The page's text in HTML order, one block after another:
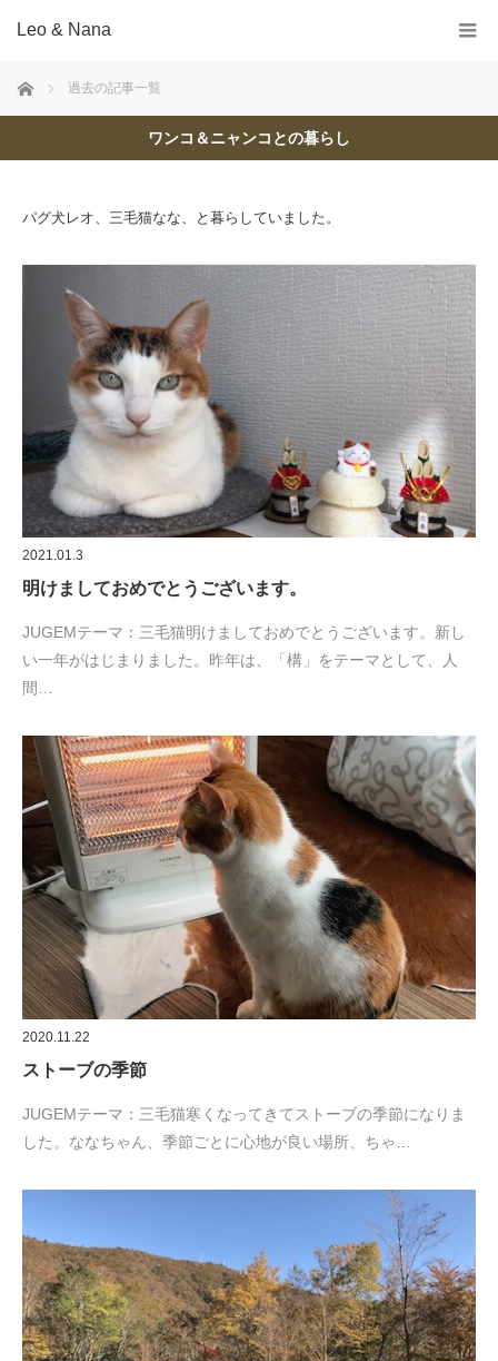
Leo & Nana
ホーム 過去の記事一覧
ワンコ＆ニャンコとの暮らし
パグ犬レオ、三毛猫なな、と暮らしていました。
2021.01.3
明けましておめでとうございます。
JUGEMテーマ：三毛猫明けましておめでとうございます。新し
い一年がはじまりました。昨年は、「構」をテーマとして、人
間…
2020.11.22
ストーブの季節
JUGEMテーマ：三毛猫寒くなってきてストーブの季節になりま
した。ななちゃん、季節ごとに心地が良い場所、ちゃ…